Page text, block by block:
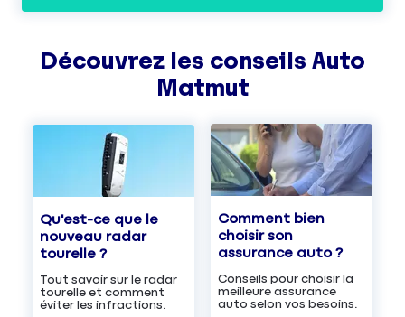
Découvrez les conseils Auto
Matmut
Qu'est-ce que le
nouveau radar
tourelle ?
Tout savoir sur le radar
tourelle et comment
éviter les infractions.
Comment bien
choisir son
assurance auto ?
Conseils pour choisir la
meilleure assurance
auto selon vos besoins.